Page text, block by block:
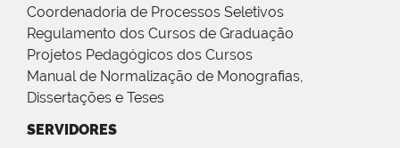
Coordenadoria de Processos Seletivos
Regulamento dos Cursos de Graduação
Projetos Pedagógicos dos Cursos
Manual de Normalização de Monografias,
Dissertações e Teses
SERVIDORES